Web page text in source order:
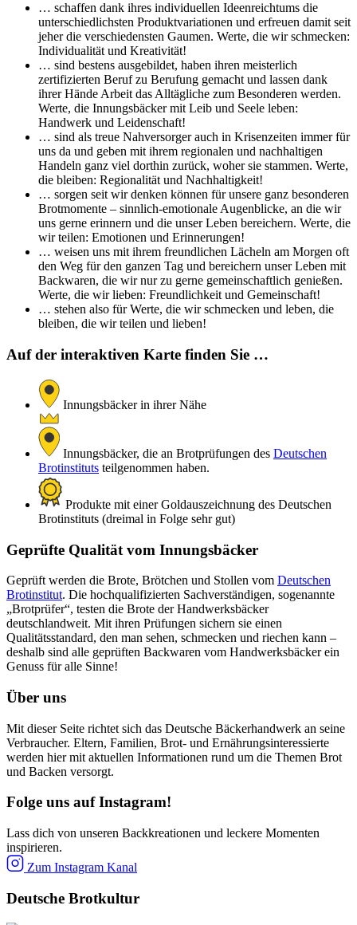
… schaffen dank ihres individuellen Ideenreichtums die
unterschiedlichsten Produktvariationen und erfreuen damit seit
jeher die verschiedensten Gaumen. Werte, die wir schmecken:
Individualität und Kreativität!
… sind bestens ausgebildet, haben ihren meisterlich
zertifizierten Beruf zu Berufung gemacht und lassen dank
ihrer Hände Arbeit das Alltägliche zum Besonderen werden.
Werte, die Innungsbäcker mit Leib und Seele leben:
Handwerk und Leidenschaft!
… sind als treue Nahversorger auch in Krisenzeiten immer für
uns da und geben mit ihrem regionalen und nachhaltigen
Handeln ganz viel dorthin zurück, woher sie stammen. Werte,
die bleiben: Regionalität und Nachhaltigkeit!
… sorgen seit wir denken können für unsere ganz besonderen
Brotmomente – sinnlich-emotionale Augenblicke, an die wir
uns gerne erinnern und die unser Leben bereichern. Werte, die
wir teilen: Emotionen und Erinnerungen!
… weisen uns mit ihrem freundlichen Lächeln am Morgen oft
den Weg für den ganzen Tag und bereichern unser Leben mit
Backwaren, die wir nur zu gerne gemeinschaftlich genießen.
Werte, die wir lieben: Freundlichkeit und Gemeinschaft!
… stehen also für Werte, die wir schmecken und leben, die
bleiben, die wir teilen und lieben!
Auf der interaktiven Karte finden Sie …
Innungsbäcker in ihrer Nähe
Innungsbäcker, die an Brotprüfungen des Deutschen
Brotinstituts teilgenommen haben.
Produkte mit einer Goldauszeichnung des Deutschen
Brotinstituts (dreimal in Folge sehr gut)
Geprüfte Qualität vom Innungsbäcker
Geprüft werden die Brote, Brötchen und Stollen vom Deutschen
Brotinstitut. Die hochqualifizierten Sachverständigen, sogenannte
„Brotprüfer“, testen die Brote der Handwerksbäcker
deutschlandweit. Mit ihren Prüfungen sichern sie einen
Qualitätsstandard, den man sehen, schmecken und riechen kann –
deshalb sind alle geprüften Backwaren vom Handwerksbäcker ein
Genuss für alle Sinne!
Über uns
Mit dieser Seite richtet sich das Deutsche Bäckerhandwerk an seine
Verbraucher. Eltern, Familien, Brot- und Ernährungsinteressierte
werden hier mit aktuellen Informationen rund um die Themen Brot
und Backen versorgt.
Folge uns auf Instagram!
Lass dich von unseren Backkreationen und leckere Momenten
inspirieren.
Zum Instagram Kanal
Deutsche Brotkultur